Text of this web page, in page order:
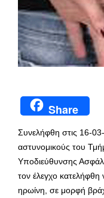
Share
Συνελήφθη στις 16-
αστυνομικούς του
Υποδιεύθυνσης
τον έλεγχο κατελήφθη
ηρωίνη, σε μορφή